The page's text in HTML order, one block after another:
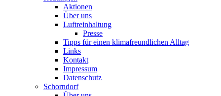
Aktionen
Über uns
Luftreinhaltung
Presse
Tipps für einen klimafreundlichen Alltag
Links
Kontakt
Impressum
Datenschutz
Schorndorf